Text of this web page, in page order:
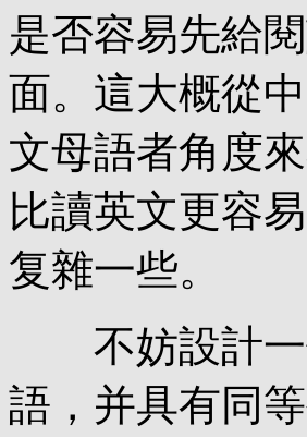
是否容易先給
面。這大概從
文母語者角度
比讀英文更容
复雜一些。
不妨設計一
語，并具有同